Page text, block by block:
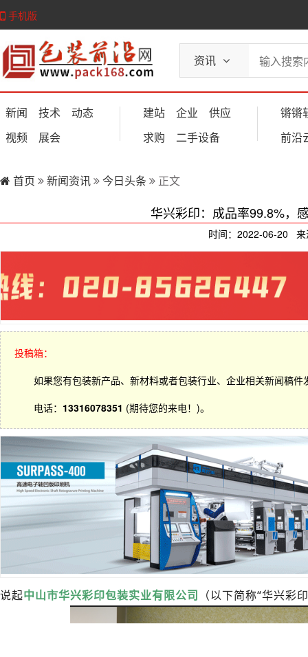
手机版
资讯
新闻 技术
动态
视频
展会
建站 企业
供应
求购
二手设备
锵锵
前沿
首页 新闻资讯 今日头条 正文
华兴彩印：成品率99.8%，
时间：2022-06-20
投稿箱：
如果您有包装新产品、新材料或者包装行业、企业相关新闻稿
电话： 13316078351 (期待您的来电！)。
说起中山市华兴彩印包装实业有限公司 （以下简称“华兴